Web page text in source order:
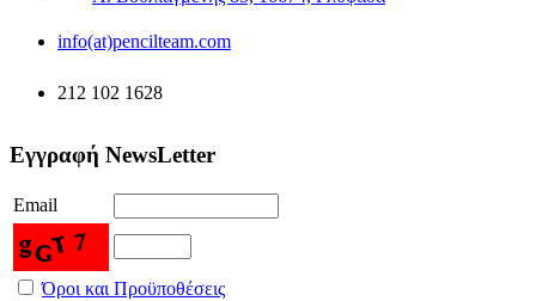
info(at)pencilteam.com
212 102 1628
Εγγραφή NewsLetter
Email
Όροι και Προϋποθέσεις